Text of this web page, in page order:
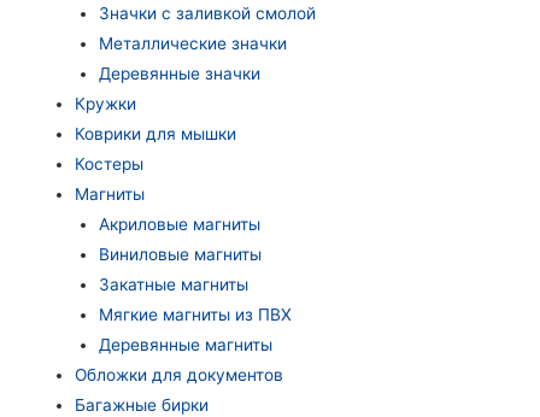
Значки с заливкой смолой
Металлические значки
Деревянные значки
Кружки
Коврики для мышки
Костеры
Магниты
Акриловые магниты
Виниловые магниты
Закатные магниты
Мягкие магниты из ПВХ
Деревянные магниты
Обложки для документов
Багажные бирки